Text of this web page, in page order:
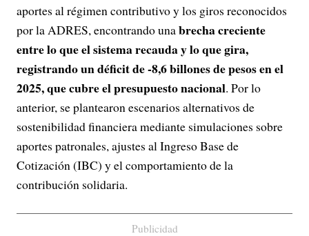
aportes al régimen contributivo y los giros reconocidos
por la ADRES, encontrando unabrecha creciente
entre lo que el sistema recauda y lo que gira,
registrando un déficit de -8,6 billones de pesos en el
2025, que cubre el presupuesto nacional. Por lo
anterior, se plantearon escenarios alternativos de
sostenibilidad financiera mediante simulaciones sobre
aportes patronales, ajustes al Ingreso Base de
Cotización (IBC) y el comportamiento de la
contribución solidaria.
Publicidad